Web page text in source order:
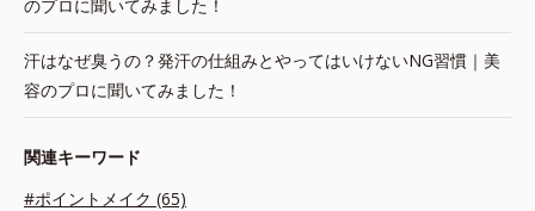
のプロに聞いてみました！
汗はなぜ臭うの？発汗の仕組みとやってはいけないNG習慣｜美
容のプロに聞いてみました！
関連キーワード
#ポイントメイク (65)